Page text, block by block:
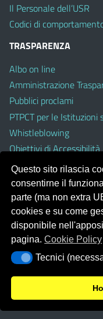
Il Personale dell’USR
Codici di
TRASPARENZA
Albo on line
Amministrazione
Pubblici proclami
PTPCT per le
Whistleblowing
Obiettivi di Accessibilità
©
Questo sito rilascia
consentirne il
parte (ma non extra
cookies e su come
disponibile
pagina.Cookie Policy
Tecnici (necessari)
Tecnici